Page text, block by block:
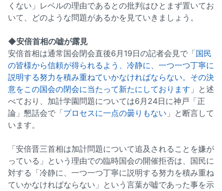
くない」レベルの理由であるとの批判はひとまず置いてお
いて、どのような問題があるかを見ていきましょう。
◆安倍首相の嘘が露見
安倍首相は通常国会閉会直後6月19日の記者会見で「国民
の皆様から信頼が得られるよう、冷静に、一つ一つ丁寧に
説明する努力を積み重ねていかなければならない。その決
意をこの国会の閉会に当たって新たにしております 」と述
べており、加計学園問題については6月24日に神戸「正
論」懇話会で「プロセスに一点の曇りもない 」と断言して
います。
「安倍晋三首相は加計問題について追及されることを嫌が
っている」という理由での臨時国会の開催拒否は、国民に
対する「冷静に、一つ一つ丁寧に説明する努力を積み重ね
ていかなければならない」という言葉が嘘であった事を示